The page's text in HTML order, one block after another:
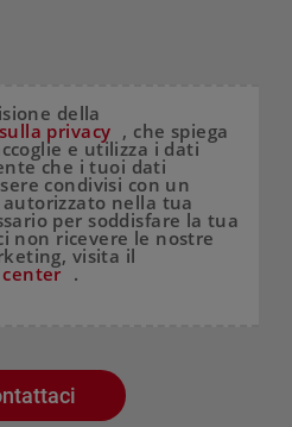
della
privacy , che spiega
e utilizza i dati
che i tuoi dati
condivisi con un
nella tua
per soddisfare la tua
non ricevere le nostre
visita il
.